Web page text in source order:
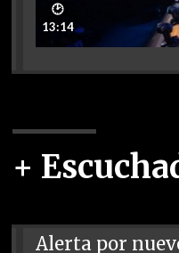
🕑
13:14
+
Alerta por